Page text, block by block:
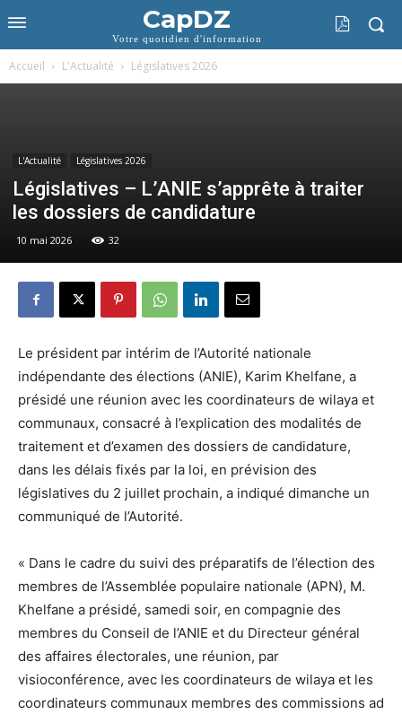
CapDZ
Votre quotidien d'information
Accueil L'Actualité Législatives 2026
L'Actualité Législatives 2026
Législatives – L’ANIE s’apprête à traiter
les dossiers de candidature
10 mai 2026 32
Le président par intérim de l’Autorité nationale
indépendante des élections (ANIE), Karim Khelfane, a
présidé une réunion avec les coordinateurs de wilaya et
communaux, consacré à l’explication des modalités de
traitement et d’examen des dossiers de candidature,
dans les délais fixés par la loi, en prévision des
législatives du 2 juillet prochain, a indiqué dimanche un
communiqué de l’Autorité.
« Dans le cadre du suivi des préparatifs de l’élection des
membres de l’Assemblée populaire nationale (APN), M.
Khelfane a présidé, samedi soir, en compagnie des
membres du Conseil de l’ANIE et du Directeur général
des affaires électorales, une réunion, par
visioconférence, avec les coordinateurs de wilaya et les
coordinateurs communaux membres des commissions ad